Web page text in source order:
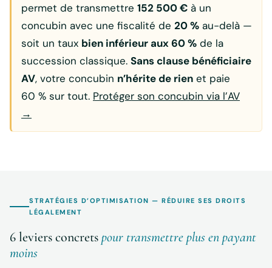
permet de transmettre 152 500 € à un
concubin avec une fiscalité de 20 % au-delà —
soit un taux bien inférieur aux 60 % de la
succession classique. Sans clause bénéficiaire
AV, votre concubin n’hérite de rien et paie
60 % sur tout. Protéger son concubin via l’AV
→
STRATÉGIES D’OPTIMISATION — RÉDUIRE SES DROITS
LÉGALEMENT
6 leviers concretspour transmettre plus en payant
moins